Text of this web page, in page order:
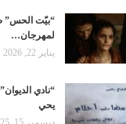
لمهرجان…
يناير 22, 2026
“نادي
يحي